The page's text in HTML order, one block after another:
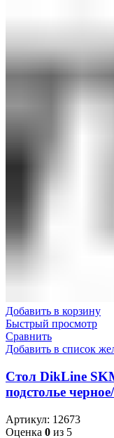
Добавить в корзину
Быстрый просмотр
Сравнить
Добавить в список
Стол DikLine
подстолье
Артикул: 12673
Оценка 0 из 5